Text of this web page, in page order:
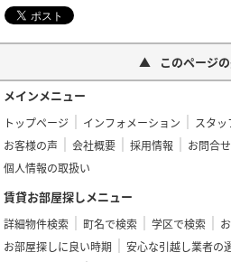
このページ
メインメニュー
トップページ インフォメーション スタ
お客様の声
会社概要 採用情報 お問合せ
個人情報の取扱い
賃貸お部屋探しメニュー
詳細物件検索 町名で検索 学区で検索
お部屋探しに良い時期
安心な引越し業者の